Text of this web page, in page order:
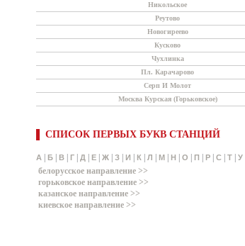
Никольское
Реутово
Новогиреево
Кусково
Чухлинка
Пл. Карачарово
Серп И Молот
Москва Курская (Горьковское)
СПИСОК ПЕРВЫХ БУКВ СТАНЦИЙ
А Б В Г Д Е Ж З И К Л М Н О П Р С Т У
белорусское направление >>
горьковское направление >>
казанское направление >>
киевское направление >>